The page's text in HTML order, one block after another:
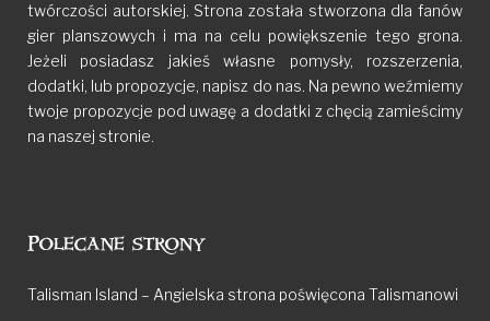
twórczości autorskiej. Strona została stworzona dla fanów
gier planszowych i ma na celu powiększenie tego grona.
Jeżeli posiadasz jakieś własne pomysły, rozszerzenia,
dodatki, lub propozycje, napisz do nas. Na pewno weźmiemy
twoje propozycje pod uwagę a dodatki z chęcią zamieścimy
na naszej stronie.
Polecane strony
Talisman Island – Angielska strona poświęcona Talismanowi